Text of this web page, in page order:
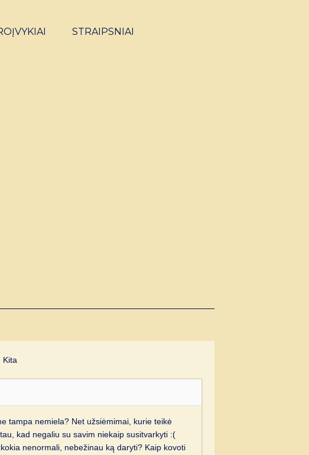
STRAIPSNIAI
Kita
tampa nemiela? Net užsiėmimai, kurie teikė
kad negaliu su savim niekaip susitvarkyti :(
nenormali, nebežinau ką daryti? Kaip kovoti